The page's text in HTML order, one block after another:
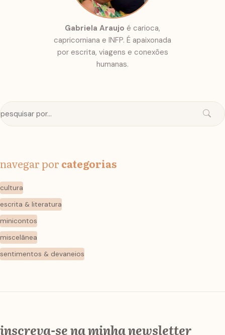
Gabriela Araujo é carioca,
capricorniana e INFP. É apaixonada
por escrita, viagens e conexões
humanas.
navegar por categorias
cultura
escrita & literatura
minicontos
miscelânea
sentimentos & devaneios
inscreva-se na minha newsletter